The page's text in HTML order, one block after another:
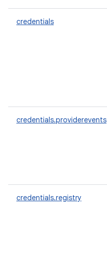
credentials
credentials.providerevents
credentials.registry